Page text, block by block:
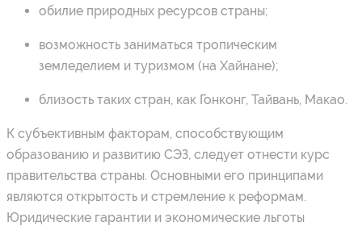
обилие природных ресурсов страны;
возможность заниматься тропическим
земледелием и туризмом (на Хайнане);
близость таких стран, как Гонконг, Тайвань, Макао.
К субъективным факторам, способствующим
образованию и развитию СЭЗ, следует отнести курс
правительства страны. Основными его принципами
являются открытость и стремление к реформам.
Юридические гарантии и экономические льготы